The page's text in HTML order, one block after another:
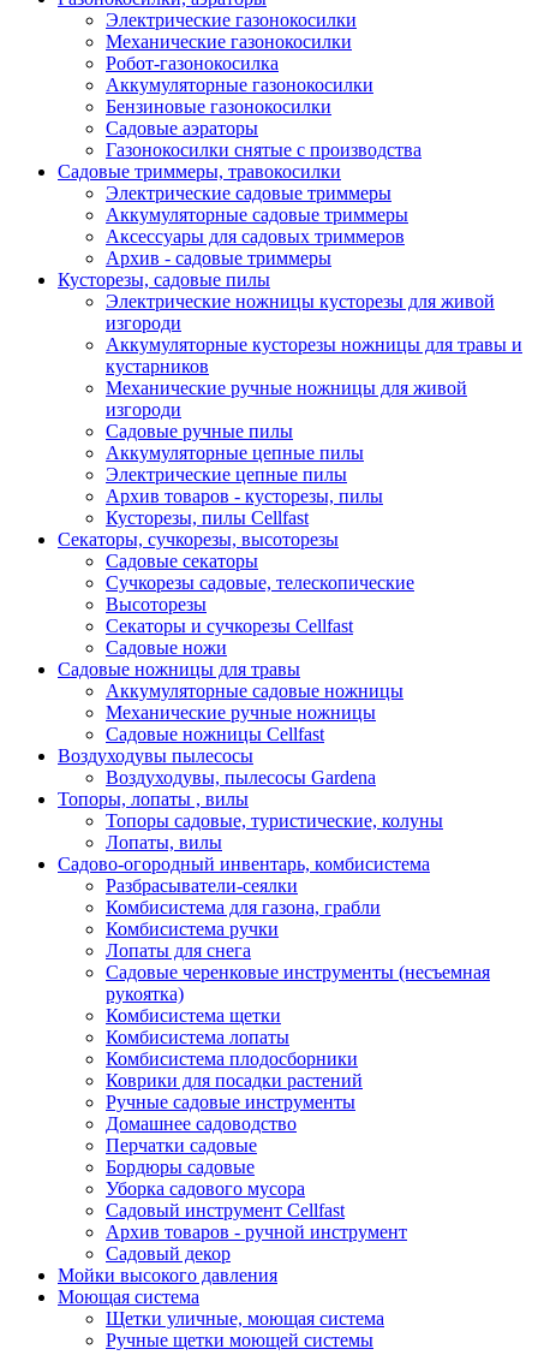
Электрические газонокосилки
Механические газонокосилки
Робот-газонокосилка
Аккумуляторные газонокосилки
Бензиновые газонокосилки
Садовые аэраторы
Газонокосилки снятые с производства
Садовые триммеры, травокосилки
Электрические садовые триммеры
Аккумуляторные садовые триммеры
Аксессуары для садовых триммеров
Архив - садовые триммеры
Кусторезы, садовые пилы
Электрические ножницы кусторезы для живой
изгороди
Аккумуляторные кусторезы ножницы для травы и
кустарников
Механические ручные ножницы для живой
изгороди
Садовые ручные пилы
Аккумуляторные цепные пилы
Электрические цепные пилы
Архив товаров - кусторезы, пилы
Кусторезы, пилы Cellfast
Секаторы, сучкорезы, высоторезы
Садовые секаторы
Сучкорезы садовые, телескопические
Высоторезы
Секаторы и сучкорезы Cellfast
Садовые ножи
Садовые ножницы для травы
Аккумуляторные садовые ножницы
Механические ручные ножницы
Садовые ножницы Cellfast
Воздуходувы пылесосы
Воздуходувы, пылесосы Gardena
Топоры, лопаты , вилы
Топоры садовые, туристические, колуны
Лопаты, вилы
Садово-огородный инвентарь, комбисистема
Разбрасыватели-сеялки
Комбисистема для газона, грабли
Комбисистема ручки
Лопаты для снега
Садовые черенковые инструменты (несъемная
рукоятка)
Комбисистема щетки
Комбисистема лопаты
Комбисистема плодосборники
Коврики для посадки растений
Ручные садовые инструменты
Домашнее садоводство
Перчатки садовые
Бордюры садовые
Уборка садового мусора
Садовый инструмент Cellfast
Архив товаров - ручной инструмент
Садовый декор
Мойки высокого давления
Моющая система
Щетки уличные, моющая система
Ручные щетки моющей системы